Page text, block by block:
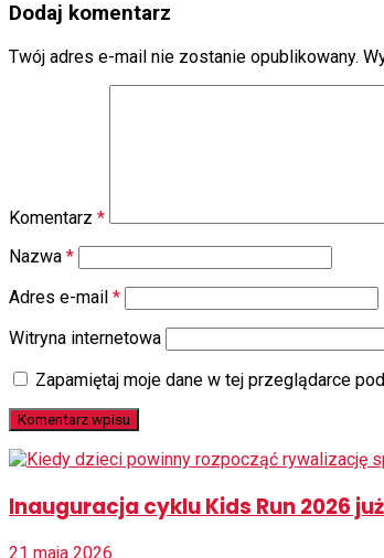
Dodaj komentarz
Twój adres e-mail nie zostanie opublikowany.
Komentarz *
Nazwa *
Adres e-mail *
Witryna internetowa
Zapamiętaj moje dane w tej przeglądarce
Inauguracja cyklu Kids Run 2026
21 maja 2026